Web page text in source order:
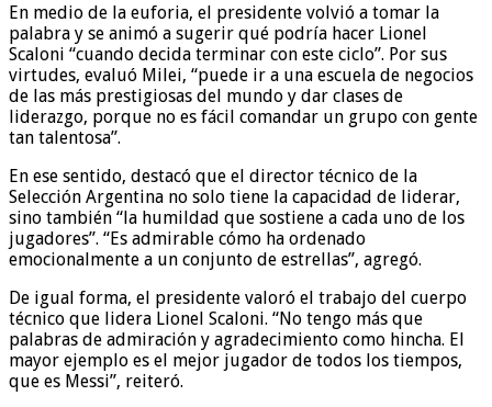
En medio de la euforia, el presidente volvió a tomar la
palabra y se animó a sugerir qué podría hacer Lionel
Scaloni “cuando decida terminar con este ciclo”. Por sus
virtudes, evaluó Milei, “puede ir a una escuela de negocios
de las más prestigiosas del mundo y dar clases de
liderazgo, porque no es fácil comandar un grupo con gente
tan talentosa”.
En ese sentido, destacó que el director técnico de la
Selección Argentina no solo tiene la capacidad de liderar,
sino también “la humildad que sostiene a cada uno de los
jugadores”. “Es admirable cómo ha ordenado
emocionalmente a un conjunto de estrellas”, agregó.
De igual forma, el presidente valoró el trabajo del cuerpo
técnico que lidera Lionel Scaloni. “No tengo más que
palabras de admiración y agradecimiento como hincha. El
mayor ejemplo es el mejor jugador de todos los tiempos,
que es Messi”, reiteró.